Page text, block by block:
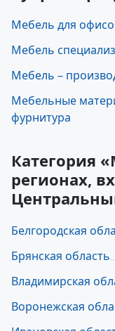
Мебель для
Мебель
Мебель –
Мебельные
фурнитура
Категория
регионах,
Белгородская
Брянская область
Владимирская
Воронежская